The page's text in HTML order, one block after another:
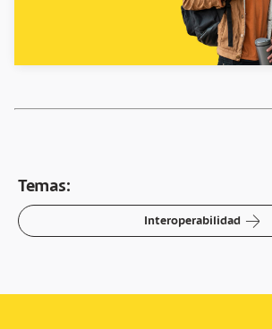
Temas:
Interoperabilidad arrow-right